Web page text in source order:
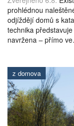
prohlédnou
odjíždějí domů s
technika
navržena – přímo
z domova